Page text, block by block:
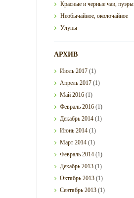
Красные и черные чаи, пуэры
Необычайное, околочайное
Улуны
АРХИВ
Июль2017 (1)
Апрель2017 (1)
Май2016 (1)
Февраль2016 (1)
Декабрь2014 (1)
Июнь2014 (1)
Март2014 (1)
Февраль2014 (1)
Декабрь2013 (1)
Октябрь2013 (1)
Сентябрь2013 (1)